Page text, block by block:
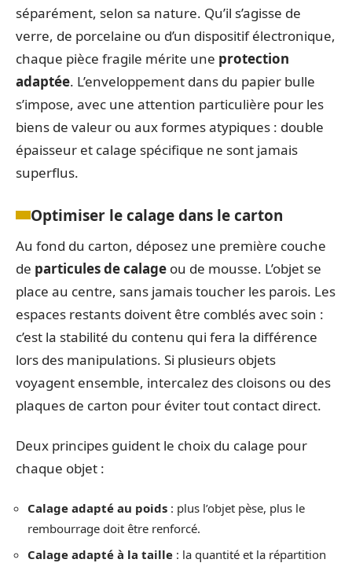
séparément, selon sa nature. Qu’il s’agisse de
verre, de porcelaine ou d’un dispositif électronique,
chaque pièce fragile mérite une protection
adaptée. L’enveloppement dans du papier bulle
s’impose, avec une attention particulière pour les
biens de valeur ou aux formes atypiques : double
épaisseur et calage spécifique ne sont jamais
superflus.
Optimiser le calage dans le carton
Au fond du carton, déposez une première couche
de particules de calage ou de mousse. L’objet se
place au centre, sans jamais toucher les parois. Les
espaces restants doivent être comblés avec soin :
c’est la stabilité du contenu qui fera la différence
lors des manipulations. Si plusieurs objets
voyagent ensemble, intercalez des cloisons ou des
plaques de carton pour éviter tout contact direct.
Deux principes guident le choix du calage pour
chaque objet :
Calage adapté au poids : plus l’objet pèse, plus le
rembourrage doit être renforcé.
Calage adapté à la taille : la quantité et la répartition